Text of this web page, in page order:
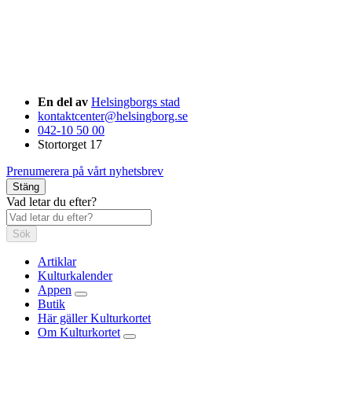
En del av Helsingborgs stad
kontaktcenter@helsingborg.se
042-10 50 00
Stortorget 17
Prenumerera på vårt nyhetsbrev
Stäng
Vad letar du efter?
Sök
Artiklar
Kulturkalender
Appen
Butik
Här gäller Kulturkortet
Om Kulturkortet